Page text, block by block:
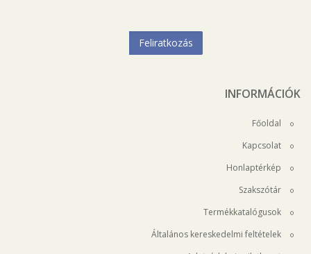
INFORMÁCIÓK
Főoldal
Kapcsolat
Honlaptérkép
Szakszótár
Termékkatalógusok
Általános kereskedelmi feltételek